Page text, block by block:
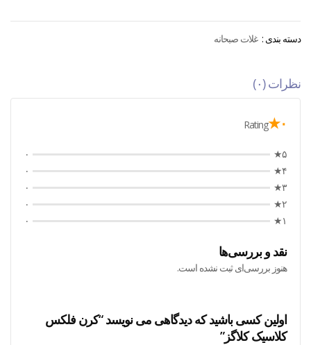
دسته بندی : غلات صبحانه
نظرات (۰)
۰★ Rating
۵★
۰
۴★
۰
۳★
۰
۲★
۰
۱★
۰
نقد و بررسی‌ها
هنوز بررسی‌ای ثبت نشده است.
اولین کسی باشید که دیدگاهی می نویسد “کرن فلکس
کلاسیک کلاگز”